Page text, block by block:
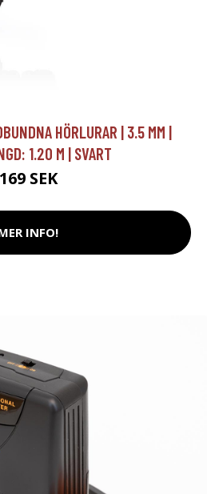
HÖRLURAR | 3.5 MM |
1.20 M | SVART
169 SEK
INFO!